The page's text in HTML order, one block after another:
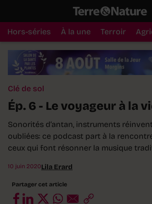
Hors-séries À la une Terroir
Clé de sol
Ép. 6 - Le voyageur à la
Sonorités d’antan, instruments
oubliées: ce podcast part à la
ceux qui font résonner la musique
10 juin 2020Lila Erard
Partager cet article